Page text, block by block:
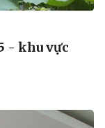
- khu vực